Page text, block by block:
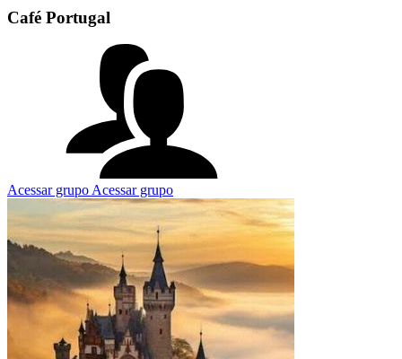
Café Portugal
Acessar grupo Acessar grupo